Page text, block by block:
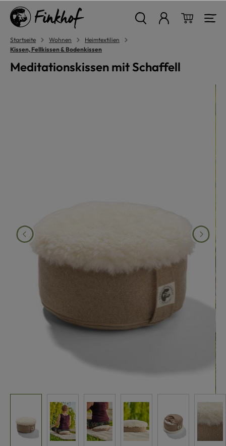
springen
Startseite Wohnen
Heimtextilien
Kissen, Fellkissen & Bodenkissen
Meditationskissen mit Schaffell